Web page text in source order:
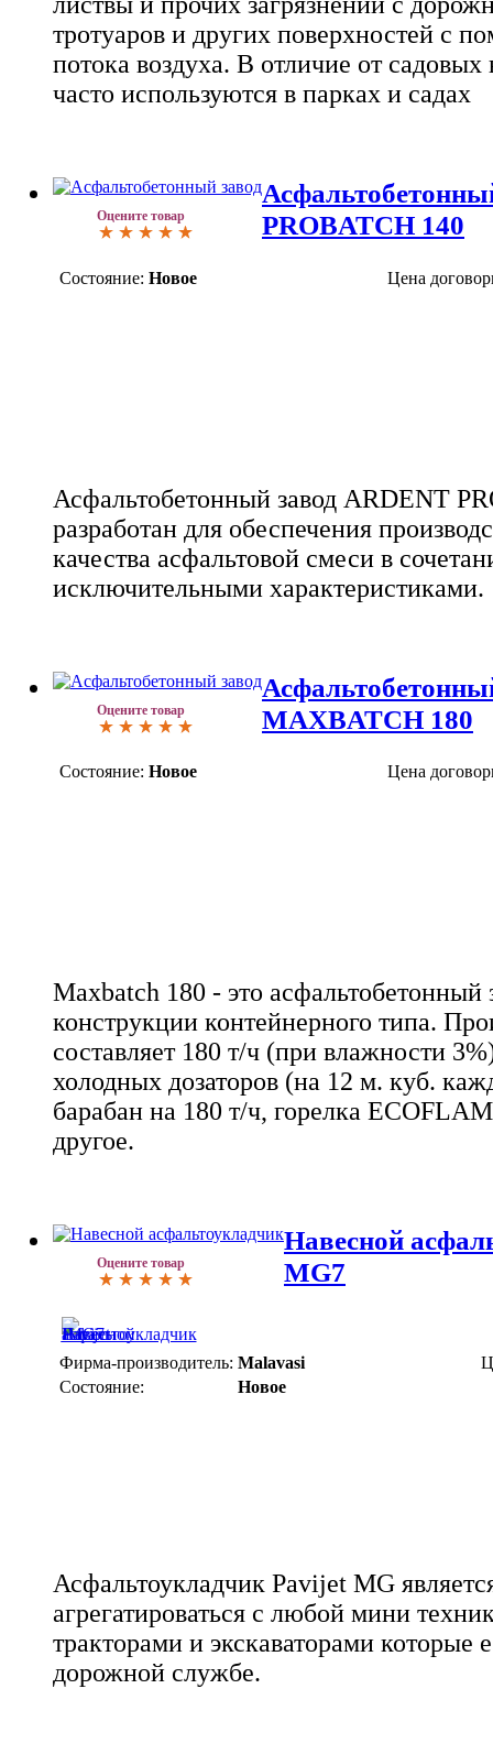
тротуаров и других поверхностей с
потока воздуха. В отличие от садовых
часто используются в парках и садах
Оцените товар
PROBATCH 140
Состояние: Новое Цена
Асфальтобетонный завод ARDENT
разработан для обеспечения
качества асфальтовой смеси в
исключительными характеристиками.
Оцените товар
MAXBATCH 180
Состояние: Новое Цена
Maxbatch 180 - это асфальтобетонный
конструкции контейнерного типа.
составляет 180 т/ч (при влажности
холодных дозаторов (на 12 м. куб.
барабан на 180 т/ч, горелка
другое.
Оцените товар
Навесной
MG7
Фирма-производитель: Malavasi
Состояние:
Новое
Асфальтоукладчик Pavijet MG
агрегатироваться с любой мини
тракторами и экскаваторами которые
дорожной службе.